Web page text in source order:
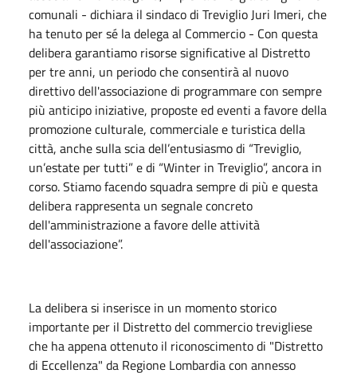
comunali - dichiara il sindaco di Treviglio Juri Imeri, che
ha tenuto per sé la delega al Commercio - Con questa
delibera garantiamo risorse significative al Distretto
per tre anni, un periodo che consentirà al nuovo
direttivo dell'associazione di programmare con sempre
più anticipo iniziative, proposte ed eventi a favore della
promozione culturale, commerciale e turistica della
città, anche sulla scia dell’entusiasmo di “Treviglio,
un’estate per tutti” e di “Winter in Treviglio”, ancora in
corso. Stiamo facendo squadra sempre di più e questa
delibera rappresenta un segnale concreto
dell'amministrazione a favore delle attività
dell'associazione”.
La delibera si inserisce in un momento storico
importante per il Distretto del commercio trevigliese
che ha appena ottenuto il riconoscimento di "Distretto
di Eccellenza" da Regione Lombardia con annesso